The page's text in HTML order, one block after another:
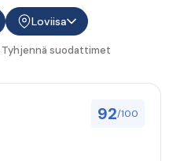
Loviisa
Tyhjennä suodattimet
92/100